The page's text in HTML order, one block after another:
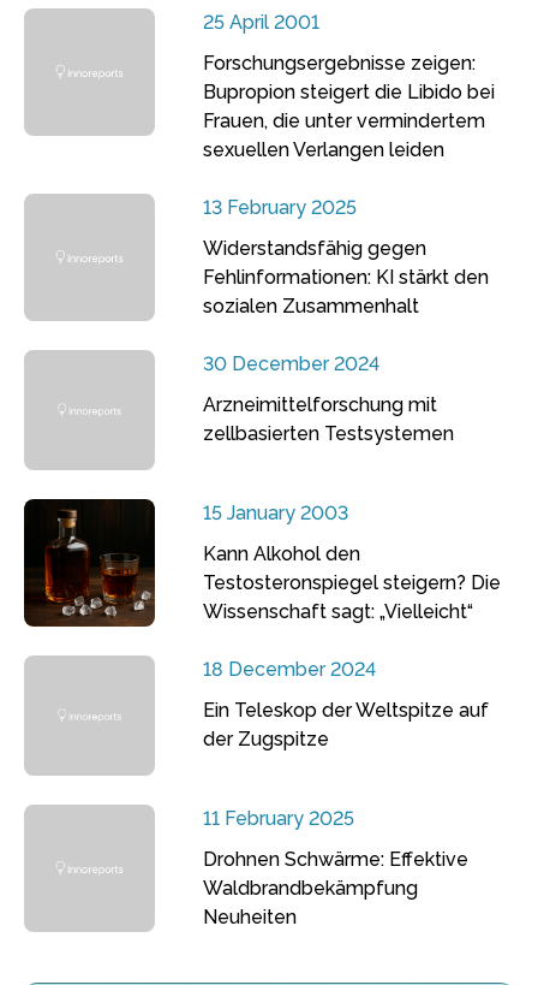
25 April 2001
Forschungsergebnisse zeigen:
Bupropion steigert die Libido bei
Frauen, die unter vermindertem
sexuellen Verlangen leiden
13 February 2025
Widerstandsfähig gegen
Fehlinformationen: KI stärkt den
sozialen Zusammenhalt
30 December 2024
Arzneimittelforschung mit
zellbasierten Testsystemen
15 January 2003
Kann Alkohol den
Testosteronspiegel steigern? Die
Wissenschaft sagt: „Vielleicht“
18 December 2024
Ein Teleskop der Weltspitze auf
der Zugspitze
11 February 2025
Drohnen Schwärme: Effektive
Waldbrandbekämpfung
Neuheiten